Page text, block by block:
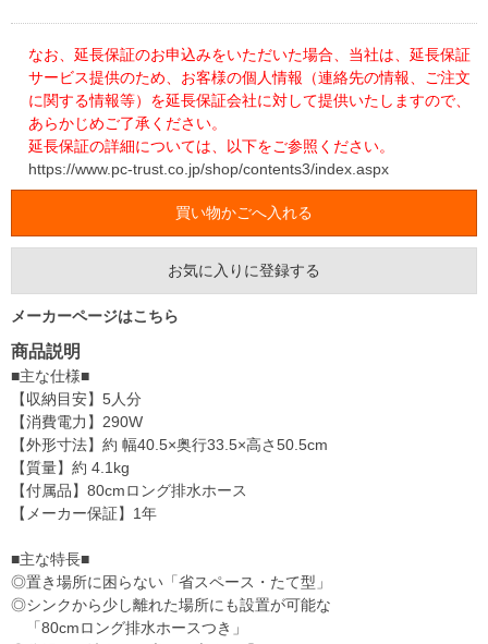
なお、延長保証のお申込みをいただいた場合、当社は、延長保証
サービス提供のため、お客様の個人情報（連絡先の情報、ご注文
に関する情報等）を延長保証会社に対して提供いたしますので、
あらかじめご了承ください。
延長保証の詳細については、以下をご参照ください。
https://www.pc-trust.co.jp/shop/contents3/index.aspx
お気に入りに登録する
メーカーページはこちら
商品説明
■主な仕様■
【収納目安】5人分
【消費電力】290W
【外形寸法】約 幅40.5×奥行33.5×高さ50.5cm
【質量】約 4.1kg
【付属品】80cmロング排水ホース
【メーカー保証】1年
■主な特長■
◎置き場所に困らない「省スペース・たて型」
◎シンクから少し離れた場所にも設置が可能な
「80cmロング排水ホースつき」